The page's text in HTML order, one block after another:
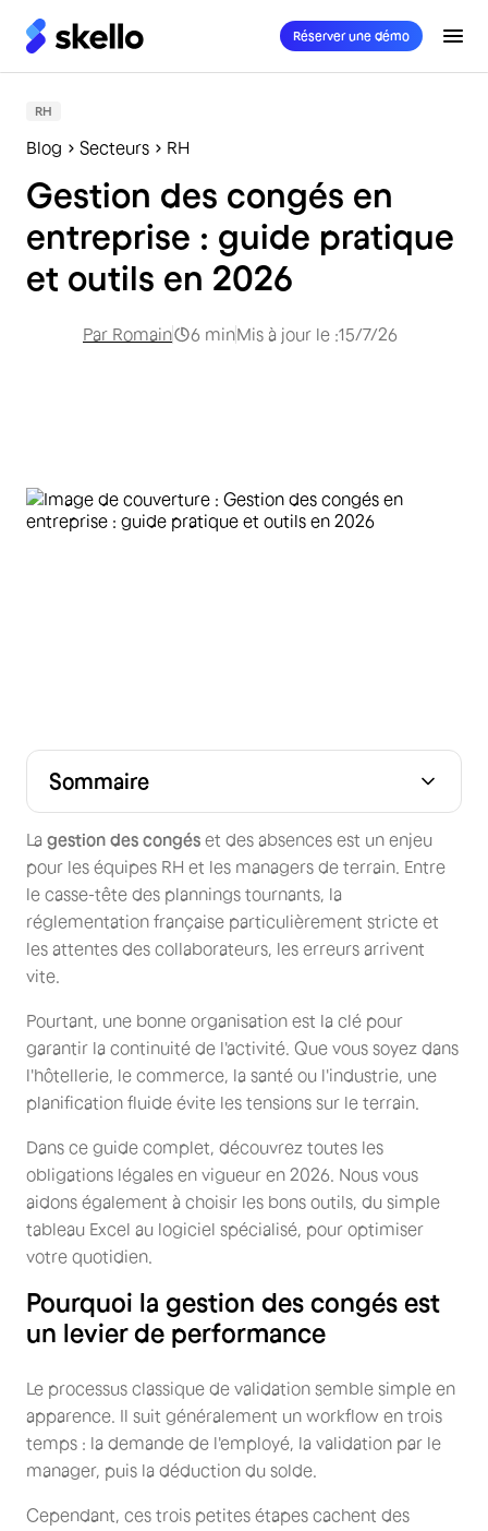
Réserver une démo
RH
Blog Secteurs RH
Gestion des congés en
entreprise : guide pratique
et outils en 2026
Par Romain 6 minMis à jour le :15/7/26
La gestion des congés et des absences est un enjeu
pour les équipes RH et les managers de terrain. Entre
le casse-tête des plannings tournants, la
réglementation française particulièrement stricte et
les attentes des collaborateurs, les erreurs arrivent
vite.
Pourtant, une bonne organisation est la clé pour
garantir la continuité de l'activité. Que vous soyez dans
l'hôtellerie, le commerce, la santé ou l'industrie, une
planification fluide évite les tensions sur le terrain.
Dans ce guide complet, découvrez toutes les
obligations légales en vigueur en 2026. Nous vous
aidons également à choisir les bons outils, du simple
tableau Excel au logiciel spécialisé, pour optimiser
votre quotidien.
Pourquoi la gestion des congés est
un levier de performance
Le processus classique de validation semble simple en
apparence. Il suit généralement un workflow en trois
temps : la demande de l'employé, la validation par le
manager, puis la déduction du solde.
Cependant, ces trois petites étapes cachent des
Sommaire
performance
votre taille ?
étapes